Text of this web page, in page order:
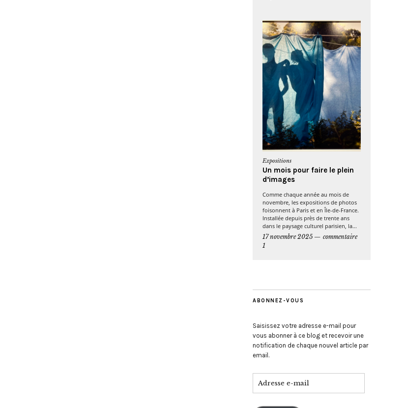
Expositions
Un mois pour faire le plein
d’images
Comme chaque année au mois de
novembre, les expositions de photos
foisonnent à Paris et en Île-de-France.
Installée depuis près de trente ans
dans le paysage culturel parisien, la...
17 novembre 2025
commentaire
1
ABONNEZ-VOUS
Saisissez votre adresse e-mail pour
vous abonner à ce blog et recevoir une
notification de chaque nouvel article par
email.